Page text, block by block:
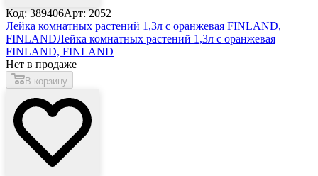
Код: 389406Арт: 2052
Лейка комнатных растений 1,3л с оранжевая FINLAND,
FINLANDЛейка комнатных растений 1,3л с оранжевая
FINLAND, FINLAND
Нет в продаже
В корзину